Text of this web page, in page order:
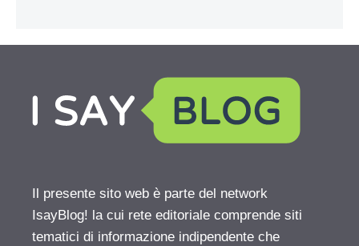
Il presente sito web è parte del network
IsayBlog! la cui rete editoriale comprende siti
tematici di informazione indipendente che